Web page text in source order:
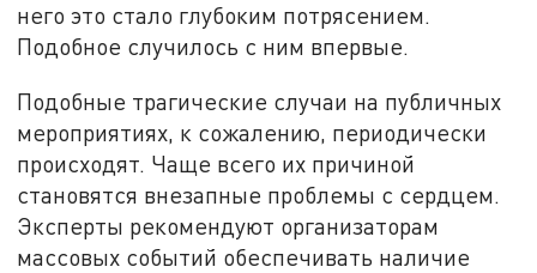
него это стало глубоким потрясением.
Подобное случилось с ним впервые.
Подобные трагические случаи на публичных
мероприятиях, к сожалению, периодически
происходят. Чаще всего их причиной
становятся внезапные проблемы с сердцем.
Эксперты рекомендуют организаторам
массовых событий обеспечивать наличие